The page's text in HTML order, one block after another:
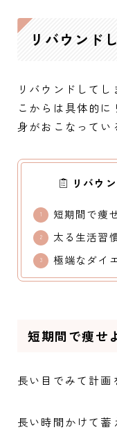
リバウンド
リバウンドして
こからは具体的
身がおこなってい
リバウ
短期間で痩
太る生活習
極端なダイ
短期間で痩せ
長い目でみて計画
長い時間かけて蓄